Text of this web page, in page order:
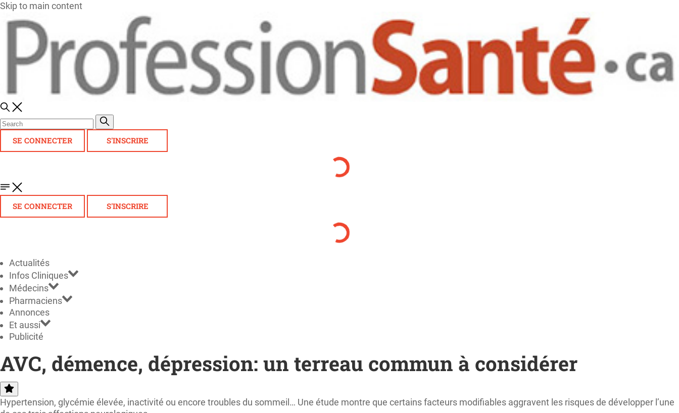
Skip to main content
SE CONNECTER S'INSCRIRE
SE CONNECTER S'INSCRIRE
Actualités
Infos Cliniques
Médecins
Pharmaciens
Annonces
Et aussi
Publicité
AVC, démence, dépression: un terreau commun à considérer
Hypertension, glycémie élevée, inactivité ou encore troubles du sommeil… Une étude montre que certains facteurs modifiables aggravent les risques de développer l’une